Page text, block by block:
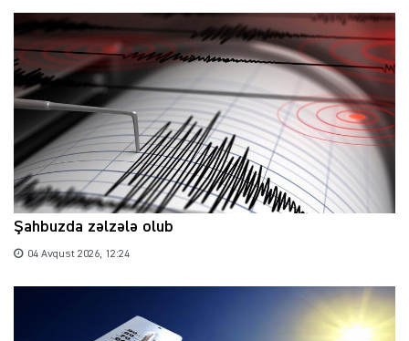
Şahbuzda zəlzələ olub
04 Avqust 2026, 12:24